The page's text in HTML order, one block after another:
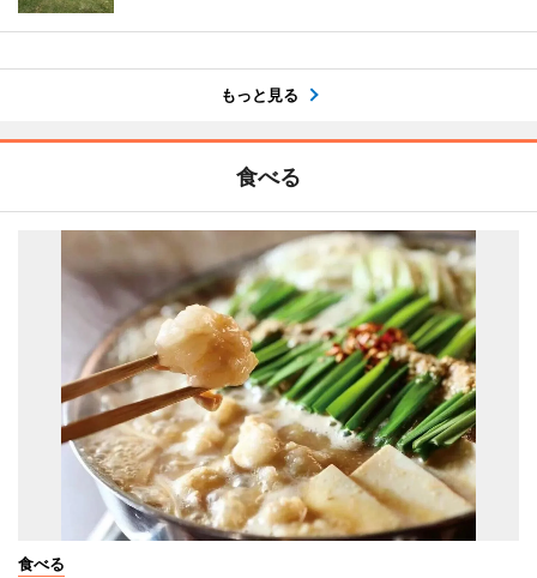
もっと見る
食べる
食べる